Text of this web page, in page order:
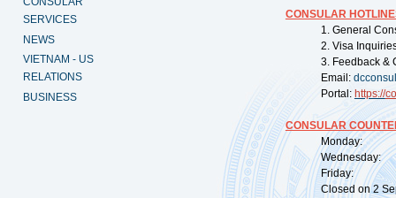
SERVICES
NEWS
VIETNAM - US
RELATIONS
BUSINESS
CONSULAR
1. General
2. Visa
3. Feedback &
Email:
Portal: https://
CONSULAR
Monday:
Wednesday:
Friday:
Closed on 2